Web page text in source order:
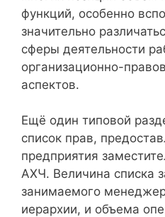
функций, особенно
значительно
сферы деятельности
организационно-
аспектов.
Ещё один типовой
список прав,
предприятия
АХЧ. Величина списка
занимаемого
иерархии, и объема